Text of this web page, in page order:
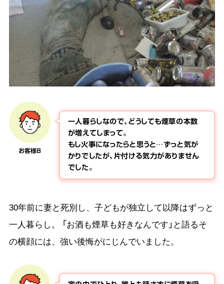
お客様B
一人暮らしなので、どうしても煙草の本数
が増えてしまって。
もし火事になったらと思うと…ずっと気が
かりでしたが、片付ける気力がありません
でした。
30年前に妻と死別し、子どもが独立して以降はずっと
一人暮らし。 「お酒も煙草も好きなんです」と語るそ
の横顔には、強い後悔がにじんでいました。